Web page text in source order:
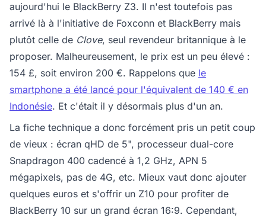
aujourd'hui le BlackBerry Z3. Il n'est toutefois pas
arrivé là à l'initiative de Foxconn et BlackBerry mais
plutôt celle de Clove, seul revendeur britannique à le
proposer. Malheureusement, le prix est un peu élevé :
154 £, soit environ 200 €. Rappelons que le
smartphone a été lancé pour l'équivalent de 140 € en
Indonésie. Et c'était il y désormais plus d'un an.
La fiche technique a donc forcément pris un petit coup
de vieux : écran qHD de 5", processeur dual-core
Snapdragon 400 cadencé à 1,2 GHz, APN 5
mégapixels, pas de 4G, etc. Mieux vaut donc ajouter
quelques euros et s'offrir un Z10 pour profiter de
BlackBerry 10 sur un grand écran 16:9. Cependant,